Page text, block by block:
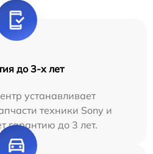
до 3-х лет
устанавливает
техники Sony и
гарантию до 3 лет.